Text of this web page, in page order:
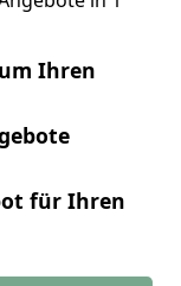
Ihren
für Ihren